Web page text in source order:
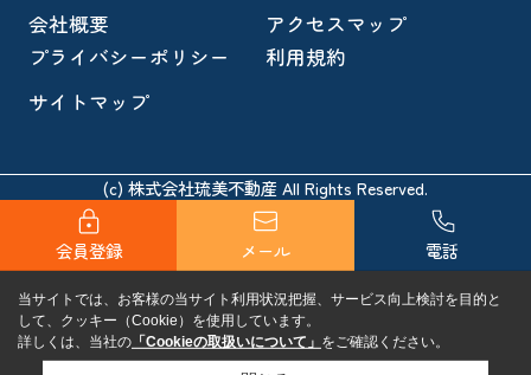
会社概要
アクセスマップ
プライバシーポリシー
利用規約
サイトマップ
(c) 株式会社琉美不動産 All Rights Reserved.
会員登録 メール 電話
当サイトでは、お客様の当サイト利用状況把握、サービス向上検討を目的と
して、クッキー（Cookie）を使用しています。
詳しくは、当社の 「Cookieの取扱いについて」 をご確認ください。